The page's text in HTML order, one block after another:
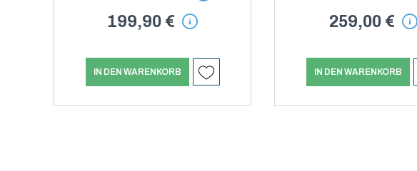
199,90 €
IN DEN WARENKORB
259,00 €
IN DEN WARENKORB